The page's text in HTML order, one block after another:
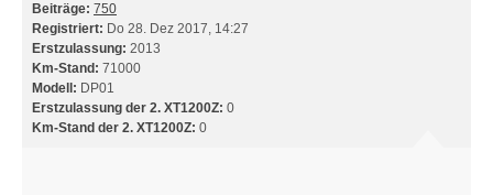
Beiträge: 750
Registriert: Do 28. Dez 2017, 14:27
Erstzulassung: 2013
Km-Stand: 71000
Modell: DP01
Erstzulassung der 2. XT1200Z: 0
Km-Stand der 2. XT1200Z: 0